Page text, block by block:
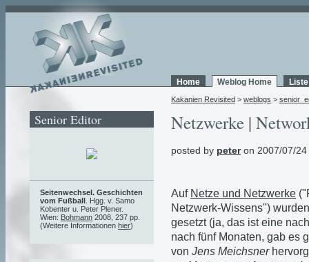
Home Weblog Home
Kakanien Revisited > weblogs >
Netzwerke |
posted by peteron 2007/07/24
Auf Netze und Netzwerke
Netzwerk-Wissens")
gesetzt (ja, das ist eine
nach fünf Monaten, gab es
von Jens Meichsner
Senior Editor
Seitenwechsel. Geschichten
vom Fußball . Hgg. v. Samo
Kobenter u. Peter Plener.
Wien: Bohmann 2008, 237 pp.
(Weitere Informationen hier)